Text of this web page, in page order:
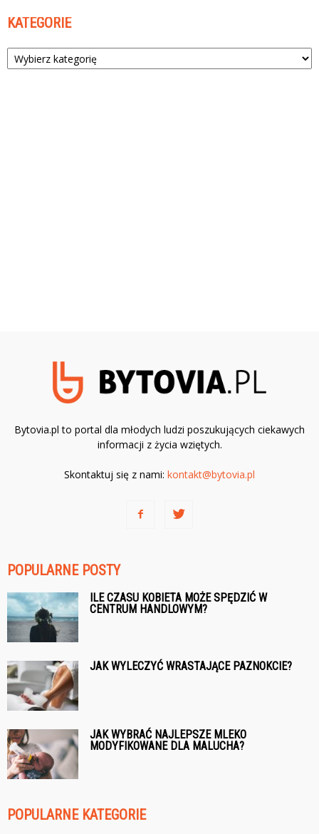
KATEGORIE
Kategorie
Bytovia.pl to portal dla młodych ludzi poszukujących ciekawych
informacji z życia wziętych.
Skontaktuj się z nami: kontakt@bytovia.pl
POPULARNE POSTY
ILE CZASU KOBIETA MOŻE SPĘDZIĆ W
CENTRUM HANDLOWYM?
JAK WYLECZYĆ WRASTAJĄCE PAZNOKCIE?
JAK WYBRAĆ NAJLEPSZE MLEKO
MODYFIKOWANE DLA MALUCHA?
POPULARNE KATEGORIE